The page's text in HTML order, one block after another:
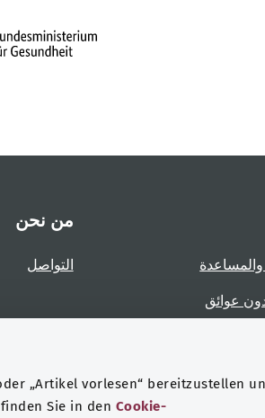
„Artikel vorlesen“ bereitzustellen
Sie in den Cookie-
عوائق
من نحن
التواصل